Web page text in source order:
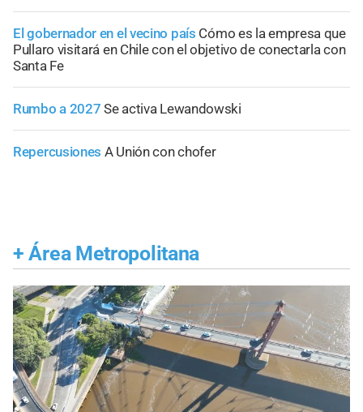
El gobernador en el vecino país Cómo es la empresa que
Pullaro visitará en Chile con el objetivo de conectarla con
Santa Fe
Rumbo a 2027 Se activa Lewandowski
Repercusiones A Unión con chofer
+ Área Metropolitana